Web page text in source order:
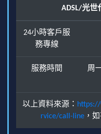
ADSL/光世
24小時客戶服
務專線
服務時間
周
以上資料來源：
rvice/call-line ，